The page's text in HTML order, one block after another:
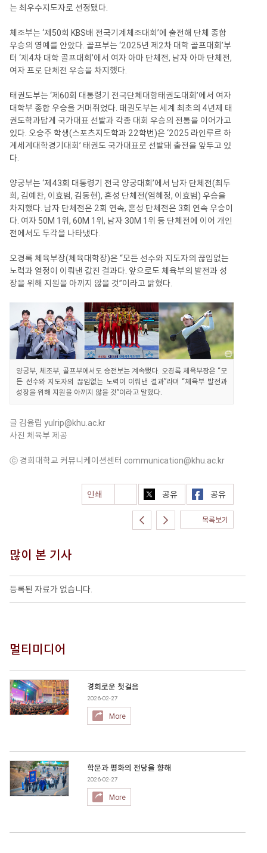
는 최우수지도자로 선정됐다.
체조부는 ‘제50회 KBS배 전국기계체조대회’에 출전해 단체 종합
우승의 영예를 안았다. 골프부는 ‘2025년 제2차 대학 골프대회’부
터 ‘제4차 대학 골프대회’에서 여자 아마 단체전, 남자 아마 단체전,
여자 프로 단체전 우승을 차지했다.
태권도부는 ‘제60회 대통령기 전국단체대항태권도대회’에서 여자
대학부 종합 우승을 거머쥐었다. 태권도부는 세계 최초의 4년제 태
권도학과답게 국가대표 선발과 각종 대회 우승의 전통을 이어가고
있다. 오승주 학생(스포츠지도학과 22학번)은 ‘2025 라인루르 하
계세계대학경기대회’ 태권도 국가대표로 선발돼 출전을 앞두고 있
다.
양궁부는 ‘제43회 대통령기 전국 양궁대회’에서 남자 단체전(최두
희, 김예찬, 이효범, 김동현), 혼성 단체전(염혜정, 이효범) 우승을
차지했다. 남자 단체전은 2회 연속, 혼성 단체전은 3회 연속 우승이
다. 여자 50M 1위, 60M 1위, 남자 30M 1위 등 단체전에 이어 개인
전에서도 두각을 나타냈다.
오경록 체육부장(체육대학장)은 “모든 선수와 지도자의 끊임없는
노력과 열정이 이뤄낸 값진 결과다. 앞으로도 체육부의 발전과 성
장을 위해 지원을 아끼지 않을 것”이라고 밝혔다.
양궁부, 체조부, 골프부에서도 승전보는 계속됐다. 오경록 체육부장은 “모
든 선수와 지도자의 끊임없는 노력이 이뤄낸 결과”라며 “체육부 발전과
성장을 위해 지원을 아끼지 않을 것”이라고 말했다.
글 김율립 yulrip@khu.ac.kr
사진 체육부 제공
ⓒ 경희대학교 커뮤니케이션센터 communication@khu.ac.kr
인쇄 공유
공유
목록보기
많이 본 기사
등록된 자료가 없습니다.
멀티미디어
경희로운 첫걸음
2026-02-27
More
학문과 평화의 전당을 향해
2026-02-27
More